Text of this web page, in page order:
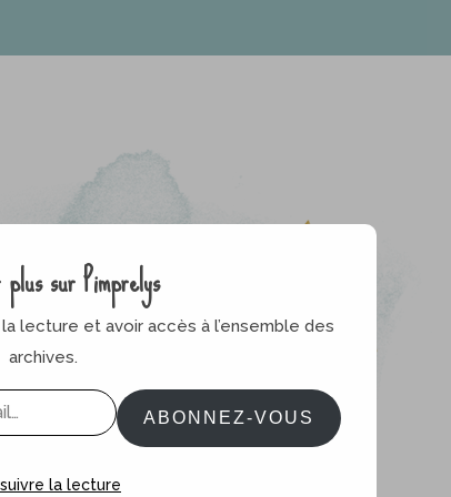
sur Pimprelys
lecture et avoir accès à l’ensemble des
archives.
ABONNEZ-VOUS
la lecture